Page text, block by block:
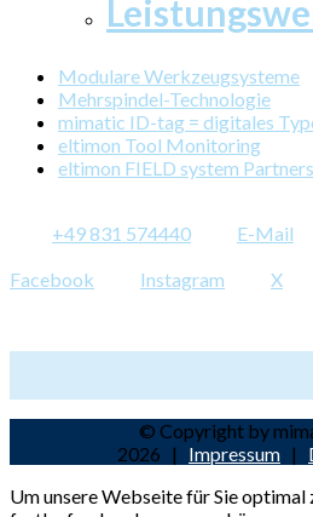
Modulare Werkzeugsysteme
Mehrspindel-Technologie
mimatic ID-tag = digitales
eltimon Tool Monitoring
eltimon FIELD system Partners
+49 831 574440 E-Mail
Facebook
Instagram X
© Copyright by
2026 | Impressum |
Um unsere Webseite für Sie optimal